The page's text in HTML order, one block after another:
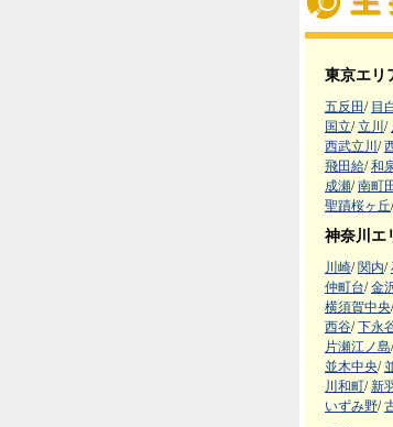
東京エリ
五反田/ 目
国立/ 立川 /
西武立川 /
飛田給/ 和
成瀬/ 南町
聖蹟桜ヶ丘/
神奈川エ
川崎/ 関内/
仲町台/ 金
横須賀中央/
西谷/ 下永
片瀬江ノ島/
並木中央/
川和町/ 新
いずみ野/